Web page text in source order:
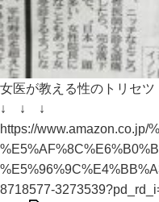
女医が教える性のトリセ
↓ ↓ ↓
https://www.amazon.co.jp/
8718577-